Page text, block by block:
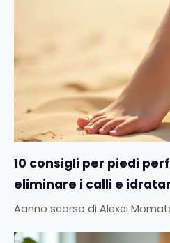
10 consigli per piedi
eliminare i calli e
Aanno scorso di Alexei